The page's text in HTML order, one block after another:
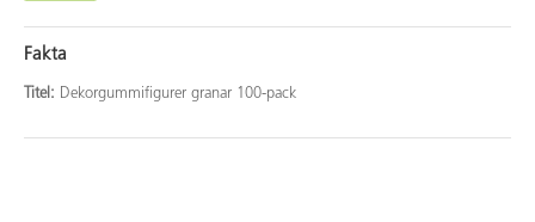
Fakta
Titel: Dekorgummifigurer granar 100-pack